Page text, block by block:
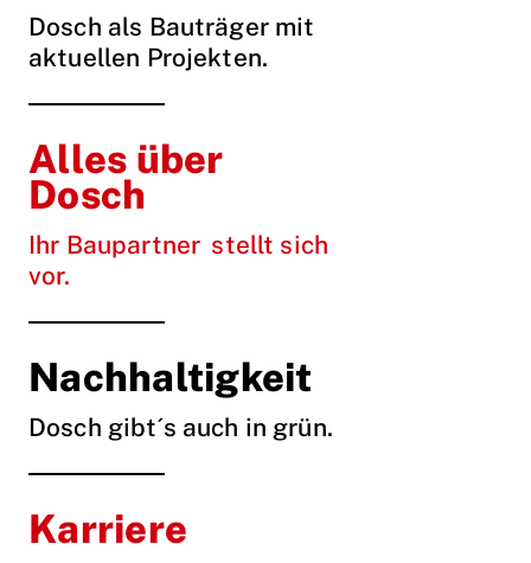
Dosch als Bauträger mit
aktuellen Projekten.
Alles über
Dosch
Ihr Baupartner stellt sich
vor.
Nachhaltigkeit
Dosch gibt´s auch in grün.
Karriere